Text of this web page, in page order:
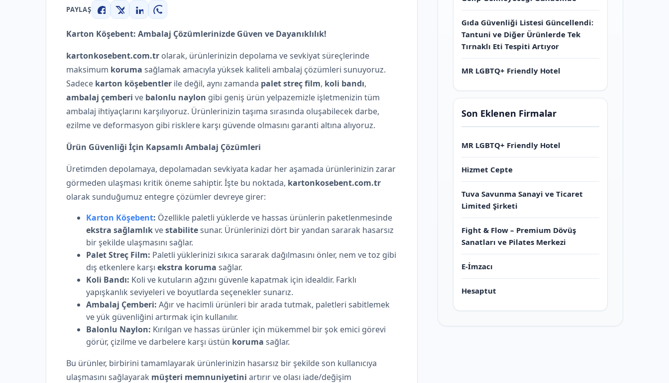
PAYLAŞ
Facebook
X LinkedInWhatsApp
Karton Köşebent: Ambalaj Çözümlerinizde Güven ve Dayanıklılık!
kartonkosebent.com.tr olarak, ürünlerinizin depolama ve sevkiyat süreçlerinde
maksimum koruma sağlamak amacıyla yüksek kaliteli ambalaj çözümleri sunuyoruz.
Sadece karton köşebentler ile değil, aynı zamanda palet streç film, koli bandı,
ambalaj çemberi ve balonlu naylon gibi geniş ürün yelpazemizle işletmenizin tüm
ambalaj ihtiyaçlarını karşılıyoruz. Ürünlerinizin taşıma sırasında oluşabilecek darbe,
ezilme ve deformasyon gibi risklere karşı güvende olmasını garanti altına alıyoruz.
Ürün Güvenliği İçin Kapsamlı Ambalaj Çözümleri
Üretimden depolamaya, depolamadan sevkiyata kadar her aşamada ürünlerinizin zarar
görmeden ulaşması kritik öneme sahiptir. İşte bu noktada, kartonkosebent.com.tr
olarak sunduğumuz entegre çözümler devreye girer:
Karton Köşebent: Özellikle paletli yüklerde ve hassas ürünlerin paketlenmesinde
ekstra sağlamlıkvestabilitesunar. Ürünlerinizi dört bir yandan sararak hasarsız
bir şekilde ulaşmasını sağlar.
Palet Streç Film: Paletli yüklerinizi sıkıca sararak dağılmasını önler, nem ve toz gibi
dış etkenlere karşı ekstra koruma sağlar.
Koli Bandı: Koli ve kutuların ağzını güvenle kapatmak için idealdir. Farklı
yapışkanlık seviyeleri ve boyutlarda seçenekler sunarız.
Ambalaj Çemberi: Ağır ve hacimli ürünleri bir arada tutmak, paletleri sabitlemek
ve yük güvenliğini artırmak için kullanılır.
Balonlu Naylon: Kırılgan ve hassas ürünler için mükemmel bir şok emici görevi
görür, çizilme ve darbelere karşı üstün koruma sağlar.
Bu ürünler, birbirini tamamlayarak ürünlerinizin hasarsız bir şekilde son kullanıcıya
ulaşmasını sağlayarak müşteri memnuniyetini artırır ve olası iade/değişim
Gıda Güvenliği Listesi Güncellendi:
Tantuni ve Diğer Ürünlerde Tek
Tırnaklı Eti Tespiti Artıyor
MR LGBTQ+ Friendly Hotel
Son Eklenen Firmalar
MR LGBTQ+ Friendly Hotel
Hizmet Cepte
Tuva Savunma Sanayi ve Ticaret
Limited Şirketi
Fight & Flow – Premium Dövüş
Sanatları ve Pilates Merkezi
E-İmzacı
Hesaptut